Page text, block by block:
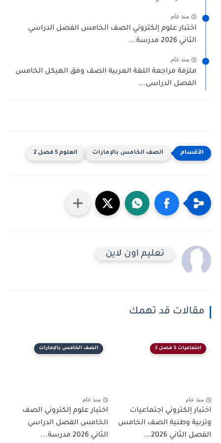
منذ عام
اختبار علوم إلكتروني الصف الخامس الفصل الدراسي
الثاني 2026 مدرسة...
منذ عام
ملزمة مراجعة اللغة العربية الصف وفق الهيكل الخامس
الفصل الدراسى...
الصف الخامس بالإمارات العلوم 5 فصل 2
تعليم اون لاين
مقالات قد تهمك
اجتماعيات 5 فصل 2
منذ عام
اختبار إلكتروني اجتماعيات
وتربية وطنية الصف الخامس
الفصل الثاني 2026...
الصف الخامس بالإمارات
منذ عام
اختبار علوم إلكتروني الصف
الخامس الفصل الدراسي
الثاني 2026 مدرسة...